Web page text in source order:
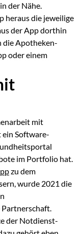
der Nähe.
heraus die jeweilige
der App dorthin
die Apotheken-
oder einem
mit
ein Software-
im Portfolio hat.
zu dem
wurde 2021 die
Partnerschaft.
der Notdienst-